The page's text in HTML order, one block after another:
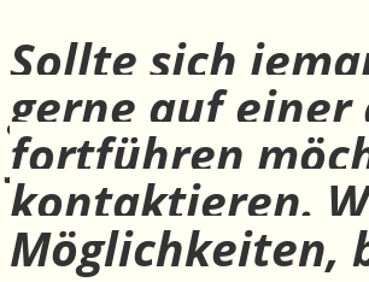
Sollte sich
gerne auf einer
fortführen
kontaktieren.
Möglichkeiten,